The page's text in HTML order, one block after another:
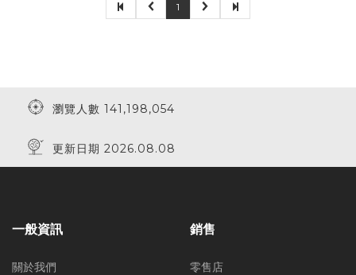
1
瀏覽人數 141,198,054
更新日期 2026.08.08
一般資訊
關於我們
銷售
零售店